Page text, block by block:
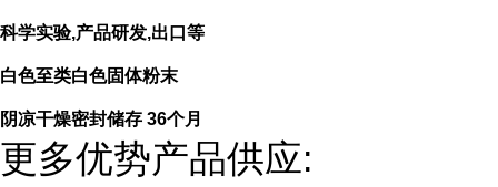
科学实验,产品研发,出口等
白色至类白色固体粉末
阴凉干燥密封储存 36个月
更多优势产品供应: